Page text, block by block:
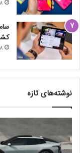
28
28
نوشته‌های تازه